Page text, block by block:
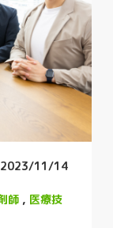
2023/11/14
師 , 医療技